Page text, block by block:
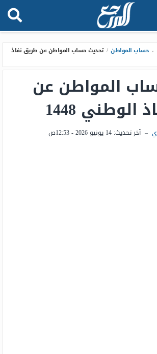
، حساب المواطن / تحديث حساب المواطن عن طريق نفاذ
المواطن عن
1448
– آخر تحديث: 14 يونيو 2026 - 12:53ص